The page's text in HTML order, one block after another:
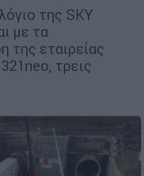
της SKY
με τα
της εταιρείας
τρεις